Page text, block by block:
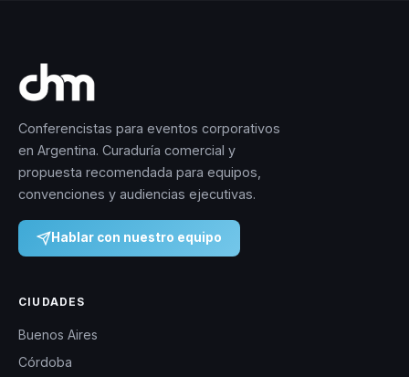
Conferencistas para eventos corporativos
en Argentina. Curaduría comercial y
propuesta recomendada para equipos,
convenciones y audiencias ejecutivas.
Hablar con nuestro equipo
CIUDADES
Buenos Aires
Córdoba